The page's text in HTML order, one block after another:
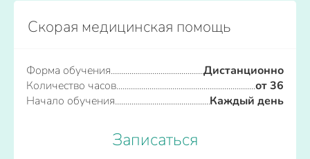
Скорая медицинская помощь
Форма обучения
Дистанционно
Количество часов
от 36
Начало обучения
Каждый день
Записаться